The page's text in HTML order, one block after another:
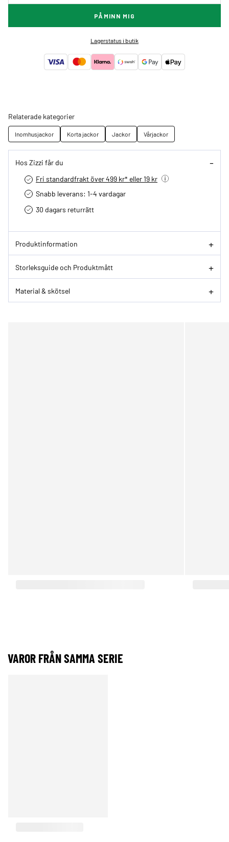
PÅMINN MIG
Lagerstatus i butik
Relaterade kategorier
Inomhusjackor Korta jackor Jackor Vårjackor
Hos Zizzi får du
Fri standardfrakt över 499 kr* eller 19 kr
Snabb leverans: 1-4 vardagar
30 dagars returrätt­
Produktinformation
Storleksguide och Produktmått
Material & skötsel
VAROR FRÅN SAMMA SERIE